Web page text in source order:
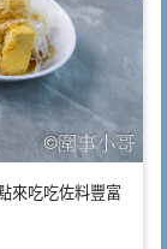
來吃吃佐料豐富